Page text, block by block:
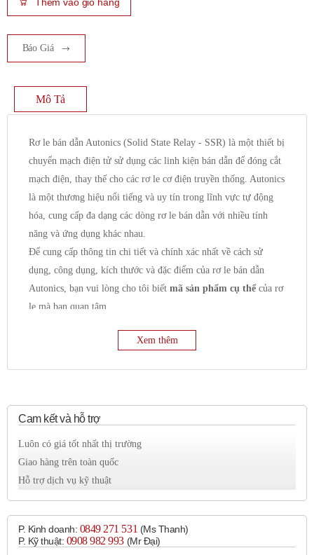
Báo Giá
Mô Tả
Rơ le bán dẫn Autonics (Solid State Relay - SSR) là một thiết bị
chuyển mạch điện tử sử dụng các linh kiện bán dẫn để đóng cắt
mạch điện, thay thế cho các rơ le cơ điện truyền thống. Autonics
là một thương hiệu nổi tiếng và uy tín trong lĩnh vực tự động
hóa, cung cấp đa dạng các dòng rơ le bán dẫn với nhiều tính
năng và ứng dụng khác nhau.
Để cung cấp thông tin chi tiết và chính xác nhất về cách sử
dụng, công dụng, kích thước và đặc điểm của rơ le bán dẫn
Autonics, bạn vui lòng cho tôi biết mã sản phẩm cụ thể của rơ
le mà bạn quan tâm.
Điều khiển tải:
Tải nhiệt:
Điện trở đốt nóng, lò nhiệt.
Tải động cơ:
Tải chiếu sáng:
Thiết bị bán dẫn công suất lớn.
Cách ly quang:Nhiều dòng rơ le bán dẫn Autonics sử
Xem thêm
Cam kết và hỗ trợ
Luôn có giá tốt nhất thị trường
Giao hàng trên toàn quốc
Hỗ trợ dịch vụ kỹ thuật
P. Kinh doanh: 0849 271 531 (Ms Thanh)
P. Kỹ thuật: 0908 982 993​ (Mr Đại)